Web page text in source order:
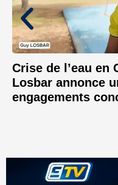
Crise de l’eau en
Losbar annonce
engagements